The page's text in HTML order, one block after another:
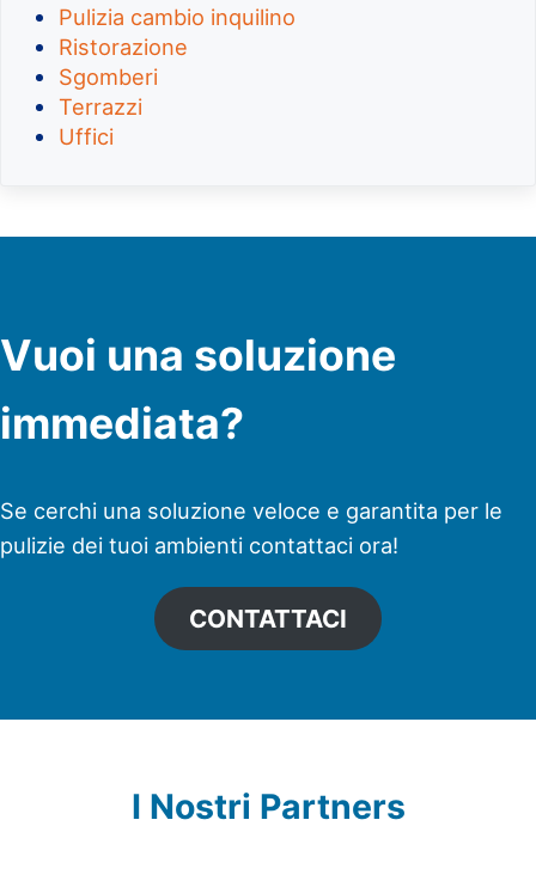
Pulizia cambio inquilino
Ristorazione
Sgomberi
Terrazzi
Uffici
Vuoi una soluzione
immediata?
Se cerchi una soluzione veloce e garantita per le
pulizie dei tuoi ambienti contattaci ora!
CONTATTACI
I Nostri Partners